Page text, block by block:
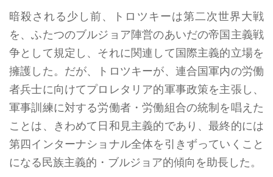
暗殺される少し前、トロツキーは第二次世界大戦
を、ふたつのブルジョア陣営のあいだの帝国主義戦
争として規定し、それに関連して国際主義的立場を
擁護した。だが、トロツキーが、連合国軍内の労働
者兵士に向けてプロレタリア的軍事政策を主張し、
軍事訓練に対する労働者・労働組合の統制を唱えた
ことは、きわめて日和見主義的であり、最終的には
第四インターナショナル全体を引きずっていくこと
になる民族主義的・ブルジョア的傾向を助長した。